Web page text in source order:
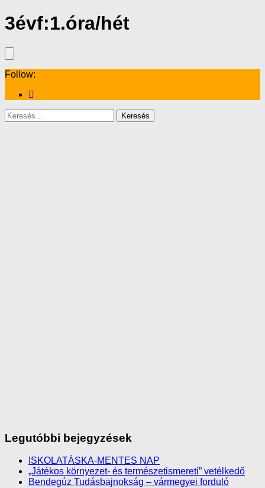
3évf:1.óra/hét
Follow:
Keresés:
Legutóbbi bejegyzések
ISKOLATÁSKA-MENTES NAP
„Játékos környezet- és természetismereti” vetélkedő
Bendegúz Tudásbajnokság – vármegyei forduló